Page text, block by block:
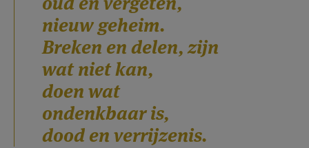
nieuw geheim.
Breken en delen, zijn
wat niet kan,
doen wat
ondenkbaar is,
dood en verrijzenis.